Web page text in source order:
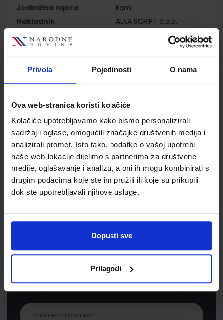
Privola Pojedinosti O nama
Ova web-stranica koristi kolačiće
Kolačiće upotrebljavamo kako bismo personalizirali
sadržaj i oglase, omogućili značajke društvenih medija i
analizirali promet. Isto tako, podatke o vašoj upotrebi
naše web-lokacije dijelimo s partnerima za društvene
medije, oglašavanje i analizu, a oni ih mogu kombinirati s
drugim podacima koje ste im pružili ili koje su prikupili
dok ste upotrebljavali njihove usluge.
Dopusti sve
Prilagodi
Jedinična mjera
kom
Nakladnik
ALKA SCRIPT d.o.o.
Eberling Grbac Janeš
Školski razred
05 5.RAZRED OŠ
Vrsta školske knjige
UDŽBENIK
Vrsta škole
Newsletter prijava
Prijavite se kako bi primali informacije o novim
proizvodima i uslugama, akcijama i drugim
pogodnostima